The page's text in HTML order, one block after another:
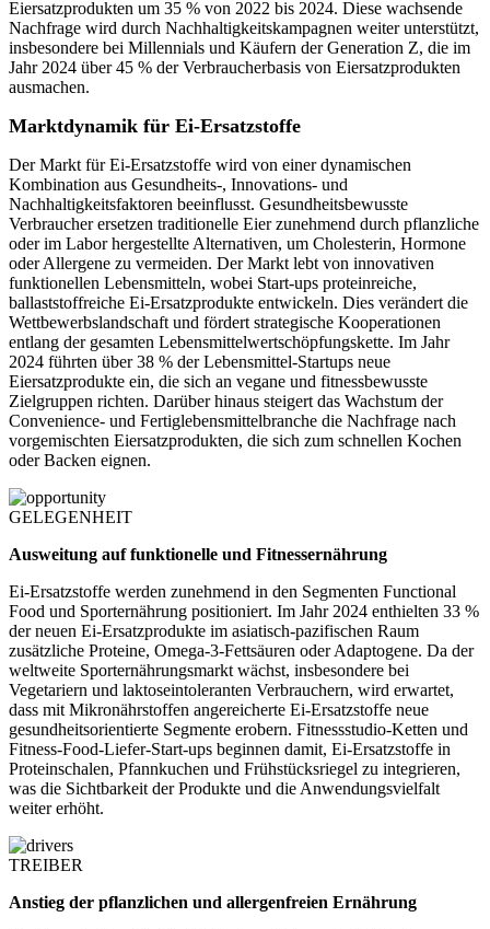
Eiersatzprodukten um 35 % von 2022 bis 2024. Diese wachsende
Nachfrage wird durch Nachhaltigkeitskampagnen weiter unterstützt,
insbesondere bei Millennials und Käufern der Generation Z, die im
Jahr 2024 über 45 % der Verbraucherbasis von Eiersatzprodukten
ausmachen.
Marktdynamik für Ei-Ersatzstoffe
Der Markt für Ei-Ersatzstoffe wird von einer dynamischen
Kombination aus Gesundheits-, Innovations- und
Nachhaltigkeitsfaktoren beeinflusst. Gesundheitsbewusste
Verbraucher ersetzen traditionelle Eier zunehmend durch pflanzliche
oder im Labor hergestellte Alternativen, um Cholesterin, Hormone
oder Allergene zu vermeiden. Der Markt lebt von innovativen
funktionellen Lebensmitteln, wobei Start-ups proteinreiche,
ballaststoffreiche Ei-Ersatzprodukte entwickeln. Dies verändert die
Wettbewerbslandschaft und fördert strategische Kooperationen
entlang der gesamten Lebensmittelwertschöpfungskette. Im Jahr
2024 führten über 38 % der Lebensmittel-Startups neue
Eiersatzprodukte ein, die sich an vegane und fitnessbewusste
Zielgruppen richten. Darüber hinaus steigert das Wachstum der
Convenience- und Fertiglebensmittelbranche die Nachfrage nach
vorgemischten Eiersatzprodukten, die sich zum schnellen Kochen
oder Backen eignen.
GELEGENHEIT
Ausweitung auf funktionelle und Fitnessernährung
Ei-Ersatzstoffe werden zunehmend in den Segmenten Functional
Food und Sporternährung positioniert. Im Jahr 2024 enthielten 33 %
der neuen Ei-Ersatzprodukte im asiatisch-pazifischen Raum
zusätzliche Proteine, Omega-3-Fettsäuren oder Adaptogene. Da der
weltweite Sporternährungsmarkt wächst, insbesondere bei
Vegetariern und laktoseintoleranten Verbrauchern, wird erwartet,
dass mit Mikronährstoffen angereicherte Ei-Ersatzstoffe neue
gesundheitsorientierte Segmente erobern. Fitnessstudio-Ketten und
Fitness-Food-Liefer-Start-ups beginnen damit, Ei-Ersatzstoffe in
Proteinschalen, Pfannkuchen und Frühstücksriegel zu integrieren,
was die Sichtbarkeit der Produkte und die Anwendungsvielfalt
weiter erhöht.
TREIBER
Anstieg der pflanzlichen und allergenfreien Ernährung